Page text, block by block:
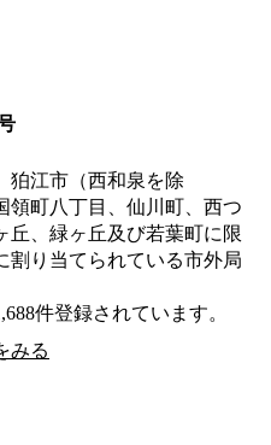
狛江市（西和泉を除
領町八丁目、仙川町、西つ
丘、緑ヶ丘及び若葉町に限
割り当てられている市外局
件登録されています。
みる